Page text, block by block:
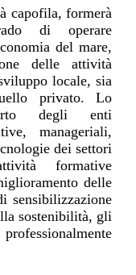
capofila, formerà
di operare
del mare,
delle attività
locale, sia
privato. Lo
degli enti
manageriali,
dei settori
formative
delle
sensibilizzazione
sostenibilità, gli